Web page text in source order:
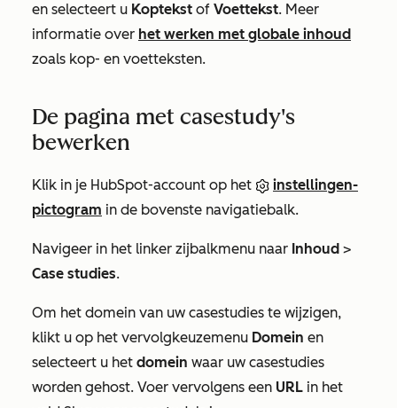
en selecteert u Koptekst of Voettekst. Meer
informatie over het werken met globale inhoud
zoals kop- en voetteksten.
De pagina met casestudy's
bewerken
Klik in je HubSpot-account op het
instellingen-
pictogram in de bovenste navigatiebalk.
Navigeer in het linker zijbalkmenu naar Inhoud >
Case studies.
Om het domein van uw casestudies te wijzigen,
klikt u op het vervolgkeuzemenu Domein en
selecteert u het domein waar uw casestudies
worden gehost. Voer vervolgens een URL in het